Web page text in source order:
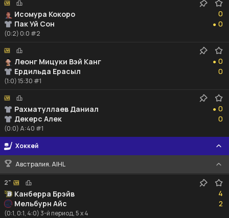
Исомура Кокоро
Пак Уй Сон
0
0
●
0
0
(0:2) 0:0 #2
Леонг Мицуки Вэй Канг
Ердильда Ерасыл
●
0
0
0
0
(1:0) 15:30 #1
Рахматуллаев Даниал
Декерс Алек
●
0
0
0
0
(0:0) A:40 #1
Хоккей
Австралия. AIHL
2"
Канберра Брэйв
Мельбурн Айс
4
4
2
2
(0:1, 0:1, 4:0) 3-й период, 5 x 4